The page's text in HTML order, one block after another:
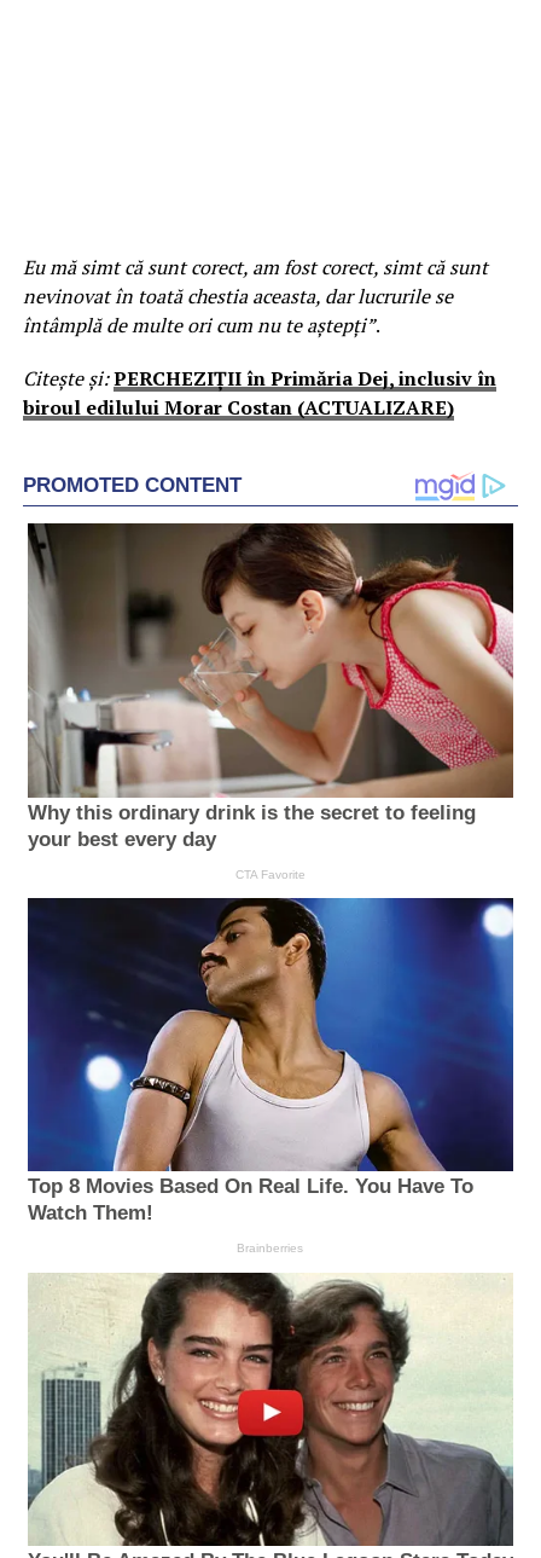
Eu mă simt că sunt corect, am fost corect, simt că sunt
nevinovat în toată chestia aceasta, dar lucrurile se
întâmplă de multe ori cum nu te aștepți”.
Citește și:PERCHEZIȚII în Primăria Dej, inclusiv în
biroul edilului Morar Costan (ACTUALIZARE)